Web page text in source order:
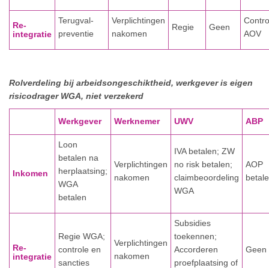
Re-
integratie
Terugval-
preventie
Verplichtingen
nakomen
Regie Geen
AOV
Rolverdeling bij arbeidsongeschiktheid, werkgever is eigen
risicodrager WGA, niet verzekerd
Werkgever Werknemer UWV ABP
Inkomen
Loon
betalen na
herplaatsing;
WGA
betalen
Verplichtingen
nakomen
IVA betalen; ZW
no risk betalen;
claimbeoordeling
WGA
AOP
Re-
integratie
Regie WGA;
controle en
sancties
Verplichtingen
nakomen
Subsidies
toekennen;
Accorderen
proefplaatsing of
Geen